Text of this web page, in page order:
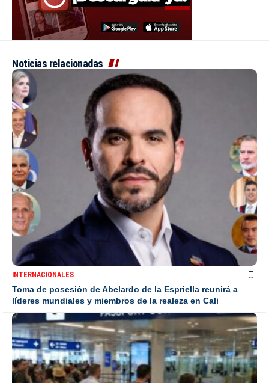
Noticias relacionadas
INTERNACIONALES
Toma de posesión de Abelardo de la Espriella reunirá a
líderes mundiales y miembros de la realeza en Cali